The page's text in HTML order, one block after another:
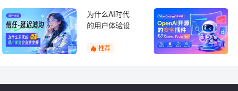
为什么AI时代
的用户体验设
让用户慢下
推荐